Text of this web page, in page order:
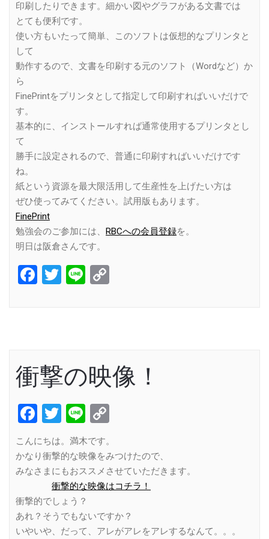
印刷したりできます。細かい図やグラフがある文書では
とても便利です。
使い方もいたって簡単、このソフトは仮想的なプリンタと
して
動作するので、文書を印刷する元のソフト（Wordなど）か
ら
FinePrintをプリンタとして指定して印刷すればいいだけで
す。
基本的に、インストールすれば通常使用するプリンタとし
て
勝手に設定されるので、普通に印刷すればいいだけです
ね。
紙という資源を最大限活用して生産性を上げたい方は
ぜひ使ってみてください。試用版もあります。
FinePrint
勉強会のご参加には、 RBCへの会員登録を。
明日は阪倉さんです。
Facebook
Twitter
Line
衝撃の映像！
Facebook
Twitter
Line
こんにちは。満木です。
かなり衝撃的な映像をみつけたので、
みなさまにもおススメさせていただきます。
衝撃的な映像はコチラ！
衝撃的でしょう？
あれ？そうでもないですか？
いやいや、だって、アレがアレをアレするなんて。。。